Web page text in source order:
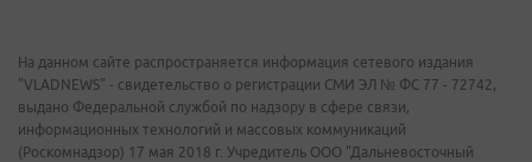
На данном сайте распространяется информация сетевого издания
"VLADNEWS" - свидетельство о регистрации СМИ ЭЛ № ФС 77 - 72742,
выдано Федеральной службой по надзору в сфере связи,
информационных технологий и массовых коммуникаций
(Роскомнадзор) 17 мая 2018 г. Учредитель ООО "Дальневосточный